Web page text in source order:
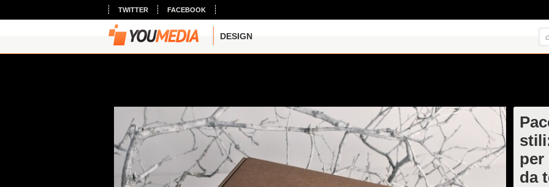
TWITTER FACEBOOK
DESIGN
per
da